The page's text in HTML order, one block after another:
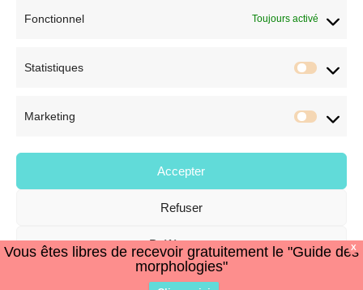
Fonctionnel Toujours activé
Statistiques
Marketing
Accepter
Refuser
Préférences
Politique de cookiesPolitique de confidentialité
© Style et Image
X
Vous êtes libres de recevoir gratuitement le "Guide des
morphologies"